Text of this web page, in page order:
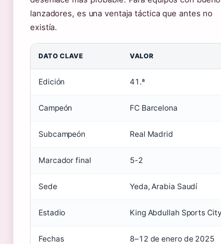
lanzadores, es una ventaja táctica que antes no
existía.
DATO CLAVE VALOR
Edición 41.ª
Campeón FC Barcelona
Subcampeón Real Madrid
Marcador final 5-2
Sede Yeda, Arabia Saudí
Estadio King Abdullah Sports
Fechas 8–12 de enero de 2025